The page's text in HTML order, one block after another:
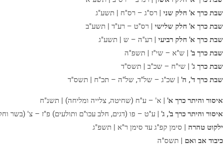
שבת כרך א' חלק שני | רס"ג – רס"ח | תשע"ג
שבת כרך א' חלק שלישי | רס"ט – רע"ד | תשע"ב
שבת כרך א' חלק רביעי | רע"ה – ש | תשע"ג
שבת כרך ב' | ש"א – שי"ז | תשפ"ה
שבת כרך ג' | שי"ח – שכ"ב | תשס"ד
שבת כרך ד', ה' | שכ"ג – של"ד, של"ה – תכ"ח | תשס"ד
איסור והיתר כרך א' | א' – ע"ח (שחיטה, צלייה ומליחה) | תשנ"ח
איסור והיתר כרך ב', ג' | ע"ט – פו (דגים, חלב עכו"ם ותולעים) פ"ז – צ' (בשר
ילקוט טהרה | סימן קפ"ג עד סימן ר"א | תשפ"ג
כיבוד אב ואם | תשס"ה